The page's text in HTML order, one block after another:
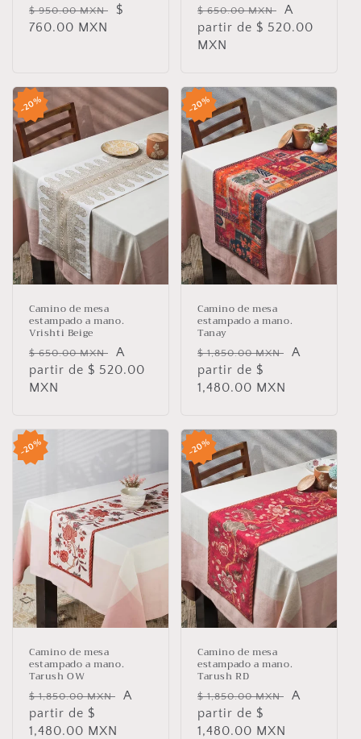
Precio
habitual
$ 950.00 MXN
Precio
$
760.00 MXN
Precio
habitual
$ 650.00 MXN
Precio
de
A
partir de $ 520.00
MXN
20%
Camino de mesa
estampado a mano.
Vrishti Beige
Precio
habitual
$ 650.00 MXN
Precio
de
A
partir de $ 520.00
MXN
20%
Camino de mesa
estampado a mano.
Tanay
Precio
habitual
$ 1,850.00 MXN
Precio
A
partir de $
1,480.00 MXN
20%
Camino de mesa
estampado a mano.
Tarush OW
Precio
habitual
$ 1,850.00 MXN
Precio
A
partir de $
1,480.00 MXN
20%
Camino de mesa
estampado a mano.
Tarush RD
Precio
habitual
$ 1,850.00 MXN
Precio
A
partir de $
1,480.00 MXN